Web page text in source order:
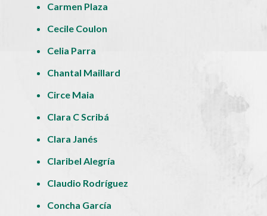
Carmen Plaza
Cecile Coulon
Celia Parra
Chantal Maillard
Circe Maia
Clara C Scribá
Clara Janés
Claribel Alegría
Claudio Rodríguez
Concha García